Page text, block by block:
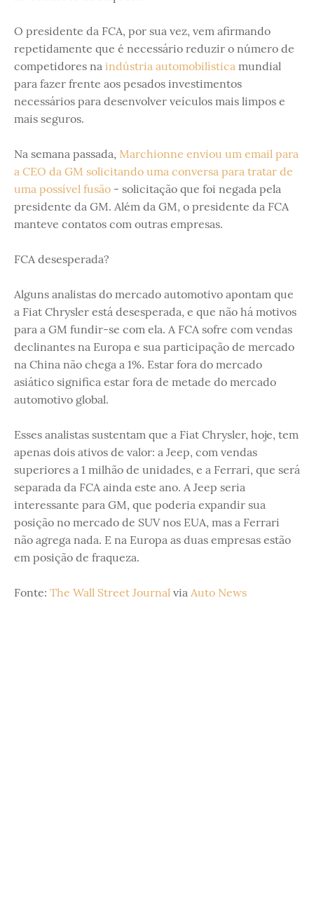
O presidente da FCA, por sua vez, vem afirmando
repetidamente que é necessário reduzir o número de
competidores na indústria automobilística mundial
para fazer frente aos pesados ​​investimentos
necessários para desenvolver veículos mais limpos e
mais seguros.
Na semana passada, Marchionne enviou um email para
a CEO da GM solicitando uma conversa para tratar de
uma possível fusão - solicitação que foi negada pela
presidente da GM. Além da GM, o presidente da FCA
manteve contatos com outras empresas.
FCA desesperada?
Alguns analistas do mercado automotivo apontam que
a Fiat Chrysler está desesperada, e que não há motivos
para a GM fundir-se com ela. A FCA sofre com vendas
declinantes na Europa e sua participação de mercado
na China não chega a 1%. Estar fora do mercado
asiático significa estar fora de metade do mercado
automotivo global.
Esses analistas sustentam que a Fiat Chrysler, hoje, tem
apenas dois ativos de valor: a Jeep, com vendas
superiores a 1 milhão de unidades, e a Ferrari, que será
separada da FCA ainda este ano. A Jeep seria
interessante para GM, que poderia expandir sua
posição no mercado de SUV nos EUA, mas a Ferrari
não agrega nada. E na Europa as duas empresas estão
em posição de fraqueza.
Fonte: The Wall Street Journal via Auto News